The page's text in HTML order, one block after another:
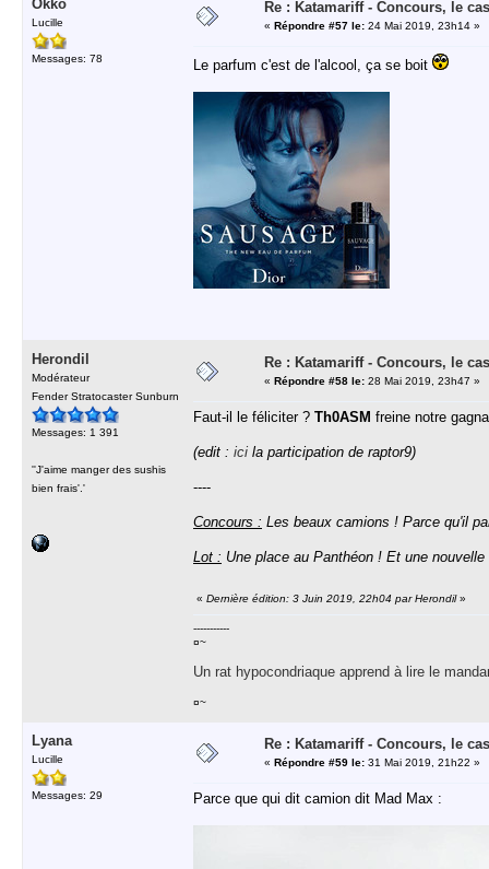
Okko
Lucille
Messages: 78
Re : Katamariff - Concours, le
« Répondre #57 le: 24 Mai 2019, 23h14 »
Le parfum c'est de l'alcool, ça se boit
Herondil
Modérateur
Fender Stratocaster Sunburn
Messages: 1 391
''J'aime manger des sushis
bien frais'.'
Re : Katamariff - Concours, le
« Répondre #58 le: 28 Mai 2019, 23h47 »
Faut-il le féliciter ? Th0ASM freine notre
(edit : ici la participation de raptor9)
----
Concours : Les beaux camions ! Parce qu'il
Lot : Une place au Panthéon ! Et une
« Dernière édition: 3 Juin 2019, 22h04 par Herondil»
-----------
¤~
Un rat hypocondriaque apprend à lire le
¤~
Lyana
Lucille
Messages: 29
Re : Katamariff - Concours, le
« Répondre #59 le: 31 Mai 2019, 21h22 »
Parce que qui dit camion dit Mad Max :